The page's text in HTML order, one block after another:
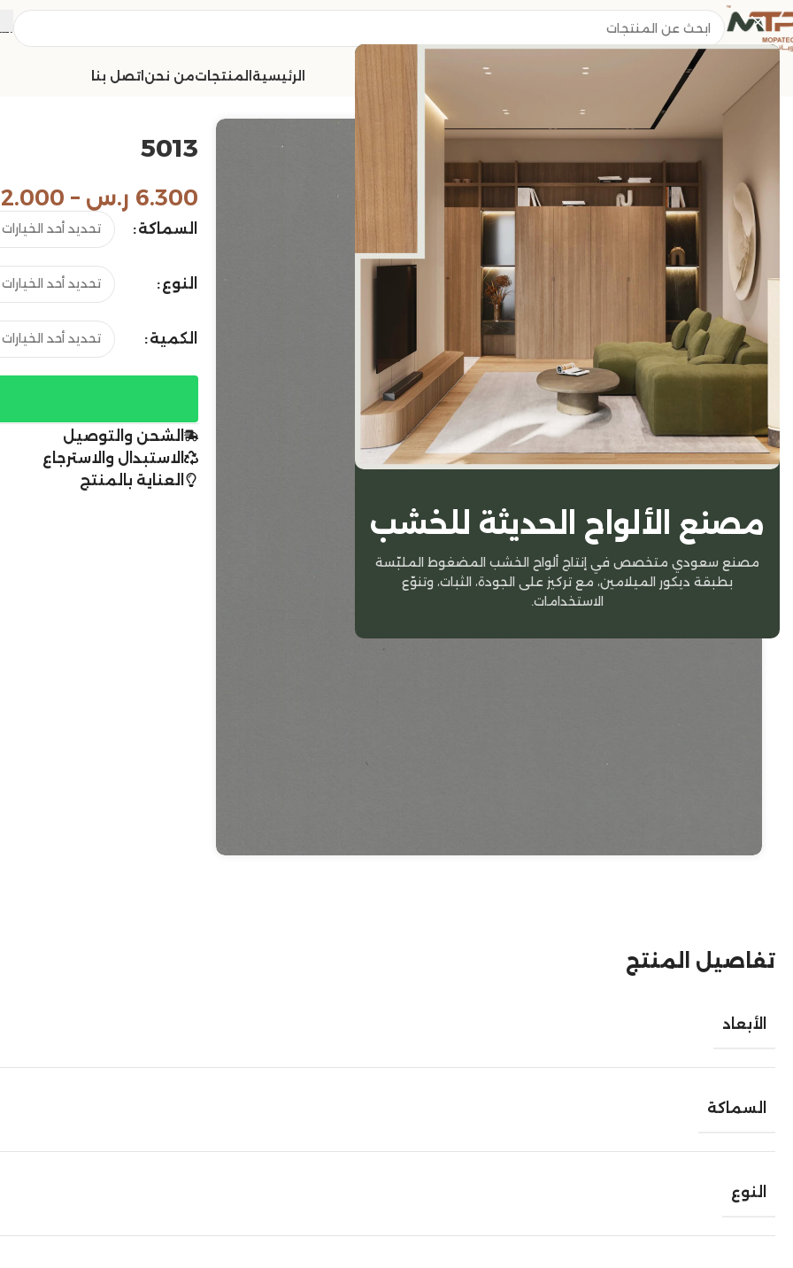
مصنع الألواح الحديثة للخشب
مصنع سعودي متخصص في إنتاج ألواح الخشب المضغوط الملبّسة
بطبقة ديكور الميلامين، مع تركيز على الجودة، الثبات، وتنوّع
الاستخدامات.
الرئيسية المنتجاتمن نحن اتصل بنا
الرئيسية ST2
5013
6.300 ر.س –
السماكة
النوع
الكمية
الشحن والتوصيل
الاستبدال والاسترجاع
العناية بالمنتج
تفاصيل المنتج
الأبعاد
السماكة
النوع